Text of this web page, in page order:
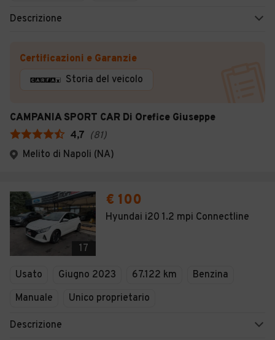
Descrizione
Certificazioni e Garanzie
Storia del veicolo
CAMPANIA SPORT CAR Di Orefice Giuseppe
4,7 (81)
Melito di Napoli (NA)
17
€ 100
Hyundai i20 1.2 mpi Connectline
Usato Giugno 2023 67.122 km
Benzina
Manuale
Unico proprietario
Descrizione